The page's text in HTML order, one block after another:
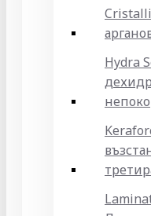
Hydra